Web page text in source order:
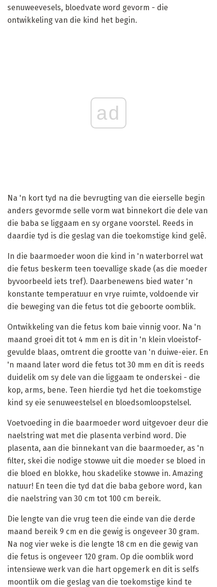
senuweevesels, bloedvate word gevorm - die
ontwikkeling van die kind het begin.
ad
Na 'n kort tyd na die bevrugting van die eierselle begin
anders gevormde selle vorm wat binnekort die dele van
die baba se liggaam en sy organe voorstel. Reeds in
daardie tyd is die geslag van die toekomstige kind gelê.
In die baarmoeder woon die kind in 'n waterborrel wat
die fetus beskerm teen toevallige skade (as die moeder
byvoorbeeld iets tref). Daarbenewens bied water 'n
konstante temperatuur en vrye ruimte, voldoende vir
die beweging van die fetus tot die geboorte oomblik.
Ontwikkeling van die fetus kom baie vinnig voor. Na 'n
maand groei dit tot 4 mm en is dit in 'n klein vloeistof-
gevulde blaas, omtrent die grootte van 'n duiwe-eier. En
'n maand later word die fetus tot 30 mm en dit is reeds
duidelik om sy dele van die liggaam te onderskei - die
kop, arms, bene. Teen hierdie tyd het die toekomstige
kind sy eie senuweestelsel en bloedsomloopstelsel.
Voetvoeding in die baarmoeder word uitgevoer deur die
naelstring wat met die plasenta verbind word. Die
plasenta, aan die binnekant van die baarmoeder, as 'n
filter, skei die nodige stowwe uit die moeder se bloed in
die bloed en blokke, hou skadelike stowwe in. Amazing
natuur! En teen die tyd dat die baba gebore word, kan
die naelstring van 30 cm tot 100 cm bereik.
Die lengte van die vrug teen die einde van die derde
maand bereik 9 cm en die gewig is ongeveer 30 gram.
Na nog vier weke is die lengte 18 cm en die gewig van
die fetus is ongeveer 120 gram. Op die oomblik word
intensiewe werk van die hart opgemerk en dit is selfs
moontlik om die geslag van die toekomstige kind te